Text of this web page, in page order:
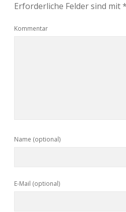
Erforderliche Felder sind mit*
Kommentar
Name (optional)
E-Mail (optional)